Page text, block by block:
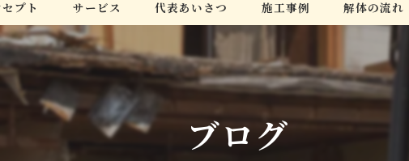
プト サービス 代表あいさつ 施工事例 解体の流れ
ブログ